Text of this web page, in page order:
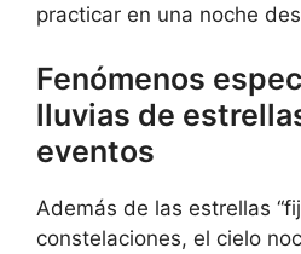
practicar en una noche
Fenómenos
lluvias de
eventos
Además de las estrellas
constelaciones, el cielo